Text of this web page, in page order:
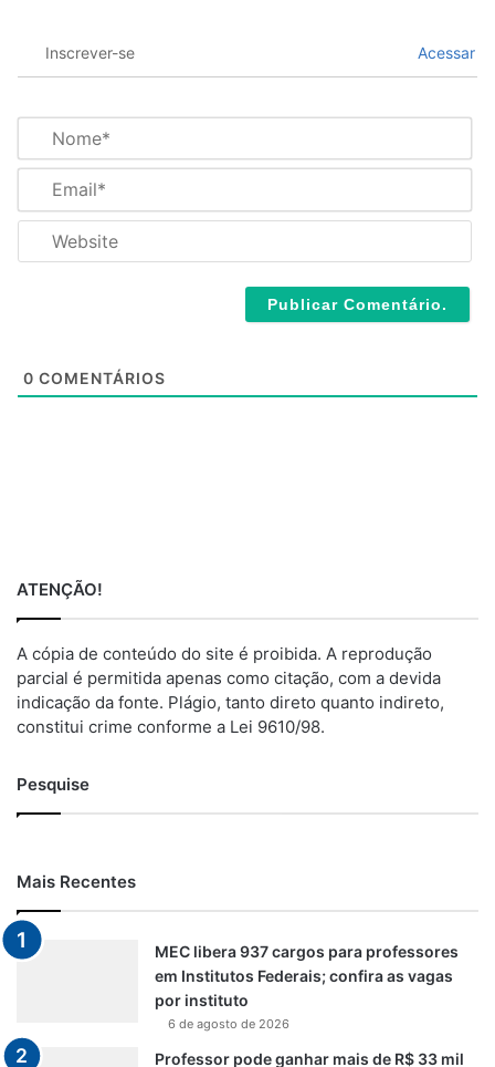
Inscrever-se Acessar
m
*a
l
0 COMENTÁRIOS
ATENÇÃO!
A cópia de conteúdo do site é proibida. A reprodução
parcial é permitida apenas como citação, com a devida
indicação da fonte. Plágio, tanto direto quanto indireto,
constitui crime conforme a Lei 9610/98.
Pesquise
Mais Recentes
MEC libera 937 cargos para professores
em Institutos Federais; confira as vagas
por instituto
6 de agosto de 2026
Professor pode ganhar mais de R$ 33 mil